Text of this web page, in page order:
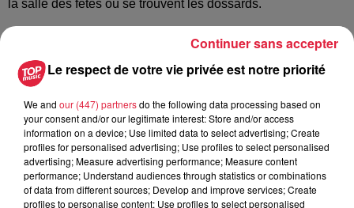
la salle des fêtes où se trouvent les dossards.
Le respect de votre vie privée est notre priorité
We and our (447) partnersdo the following data processing based on
your consent and/or our legitimate interest: Store and/or access
information on a device; Use limited data to select advertising; Create
profiles for personalised advertising; Use profiles to select personalised
advertising; Measure advertising performance; Measure content
performance; Understand audiences through statistics or combinations
of data from different sources; Develop and improve services; Create
profiles to personalise content; Use profiles to select personalised
Continuer sans accepter